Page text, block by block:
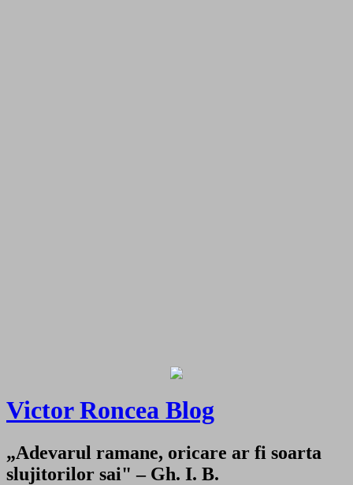
Victor Roncea Blog
„Adevarul ramane, oricare ar fi soarta
slujitorilor sai" – Gh. I. B.